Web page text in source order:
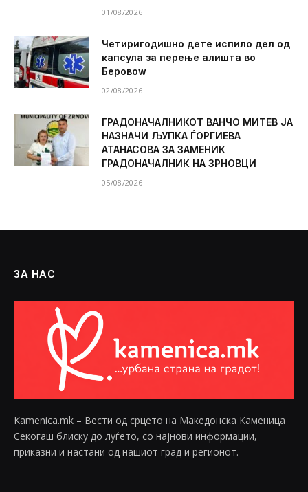
01/08/2026
Четиригодишно дете испило дел од
капсула за перење алишта во
Беровоw
02/08/2026
ГРАДОНАЧАЛНИКОТ ВАНЧО МИТЕВ ЈА
НАЗНАЧИ ЉУПКА ЃОРГИЕВА
АТАНАСОВА ЗА ЗАМЕНИК
ГРАДОНАЧАЛНИК НА ЗРНОВЦИ
05/08/2026
ЗА НАС
Kamenica.mk – Вести од срцето на Македонска Каменица
Секогаш блиску до луѓето, со најнови информации,
приказни и настани од нашиот град и регионот.